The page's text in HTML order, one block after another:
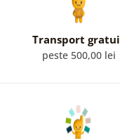
Transport
peste 500,00 lei